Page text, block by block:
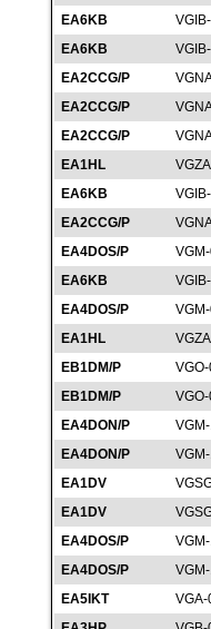
EA6KB
EA6KB
EA2CCG/P
EA2CCG/P
EA2CCG/P
EA1HL
EA6KB
EA2CCG/P
EA4DOS/P
EA6KB
EA4DOS/P
EA1HL
EB1DM/P
EB1DM/P
EA4DON/P
EA4DON/P
EA1DV
EA1DV
EA4DOS/P
EA4DOS/P
EA5IKT